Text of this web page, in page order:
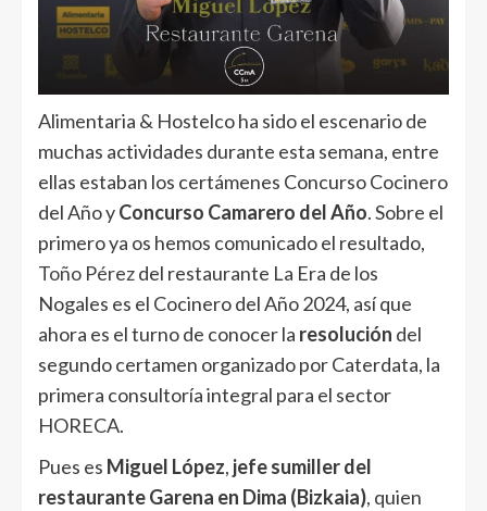
Alimentaria & Hostelco ha sido el escenario de
muchas actividades durante esta semana, entre
ellas estaban los certámenes Concurso Cocinero
del Año yConcurso Camarero del Año. Sobre el
primero ya os hemos comunicado el resultado,
Toño Pérezdel restaurante La Era de los
Nogales es el Cocinero del Año 2024, así que
ahora es el turno de conocer la resolución del
segundo certamen organizado por Caterdata, la
primera consultoría integral para el sector
HORECA.
Pues es Miguel López, jefe sumiller del
restaurante Garena en Dima (Bizkaia), quien